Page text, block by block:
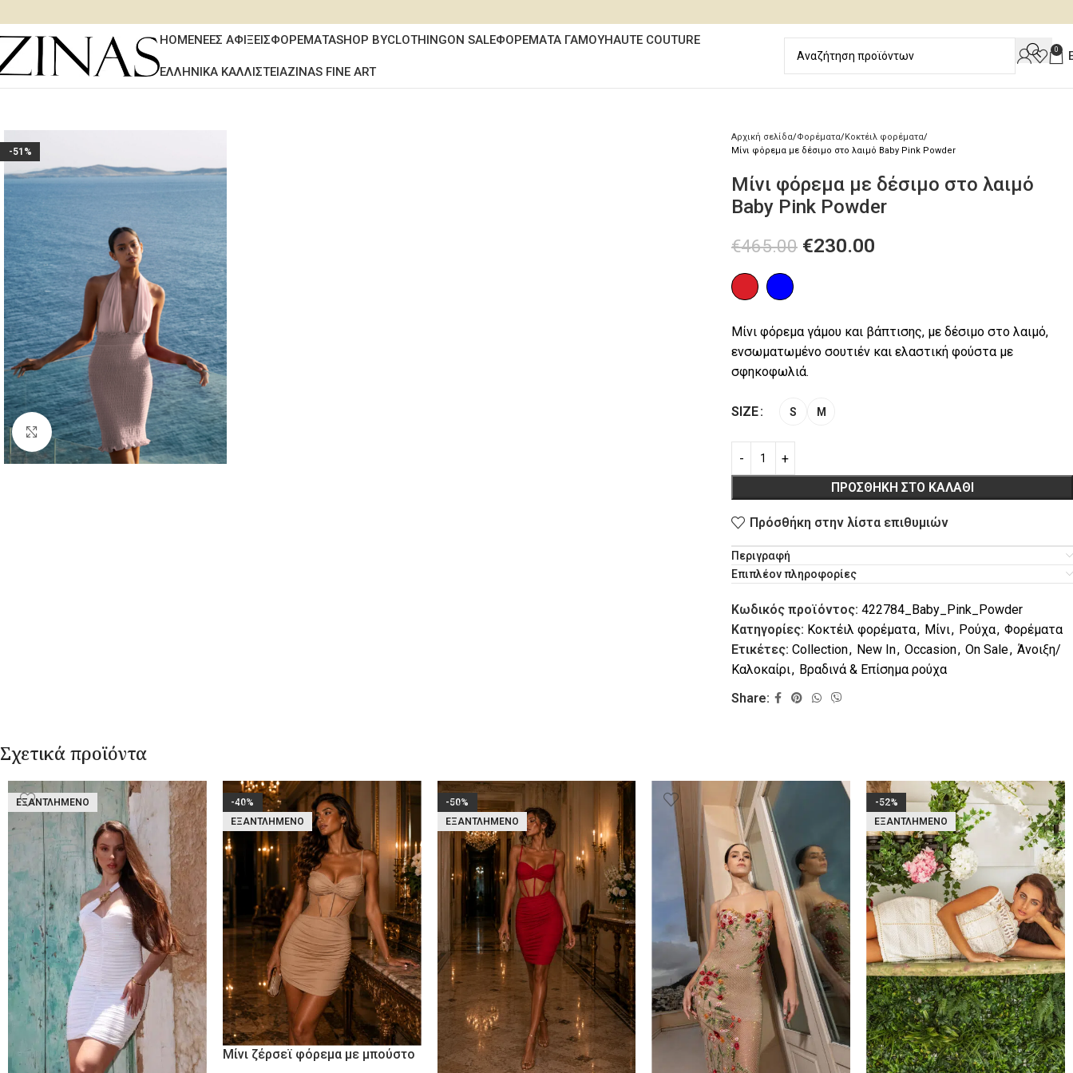
HOMEΝΕΕΣ ΑΦΙΞΕΙΣΦΟΡΕΜΑΤΑSHOP BYCLOTHINGON SALEΦΟΡΕΜΑΤΑ ΓΑΜΟΥHAUTE COUTURE
ΕΛΛΗΝΙΚΑ ΚΑΛΛΙΣΤΕΙΑZINAS FINE ART
0
-51%
Κλικ για μεγέθυνση
Αρχική σελίδα Φορέματα Κοκτέιλ φορέματα
Μίνι φόρεμα με δέσιμο στο λαιμό Baby Pink Powder
Μίνι φόρεμα με δέσιμο στο λαιμό
Baby Pink Powder
€465.00 €230.00
Μίνι φόρεμα γάμου και βάπτισης, με δέσιμο στο λαιμό,
ενσωματωμένο σουτιέν και ελαστική φούστα με
σφηκοφωλιά.
SIZE S M
ΠΡΟΣΘΉΚΗ ΣΤΟ ΚΑΛΆΘΙ
Πρόσθήκη στην λίστα επιθυμιών
Περιγραφή
Επιπλέον πληροφορίες
Κωδικός προϊόντος: 422784_Baby_Pink_Powder
Κατηγορίες: Κοκτέιλ φορέματα, Μίνι, Ρούχα, Φορέματα
Ετικέτες: Collection, New In, Occasion, On Sale, Άνοιξη/
Καλοκαίρι, Βραδινά & Επίσημα ρούχα
Share:
Σχετικά προϊόντα
ΕΞΑΝΤΛΗΜΈΝΟ
-40%
ΕΞΑΝΤΛΗΜΈΝΟ
Μίνι ζέρσεϊ φόρεμα με μπούστο
-50%
ΕΞΑΝΤΛΗΜΈΝΟ
-52%
ΕΞΑΝΤΛΗΜΈΝΟ